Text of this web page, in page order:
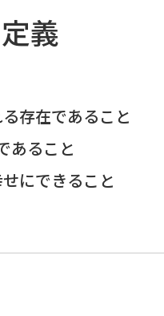
義
存在であること
あること
にできること